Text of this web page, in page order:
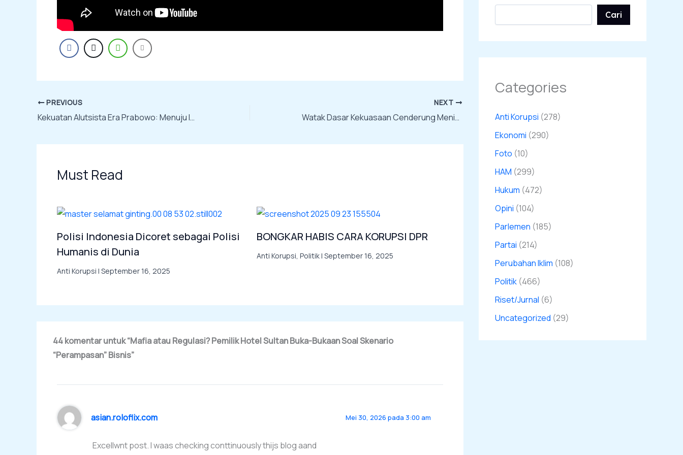
PREVIOUS
Kekuatan Alutsista Era Prabowo: Menuju Indonesia sebagai “Middle Power” Militer Indo-Pasifik
NEXT
Watak Dasar Kekuasaan Cenderung Menindas, Publik Desak Pemimpin Berhenti Berwacana
Must Read
Polisi Indonesia Dicoret sebagai Polisi
Humanis di Dunia
Anti Korupsi | September 16, 2025
BONGKAR HABIS CARA KORUPSI DPR
Anti Korupsi Politik| September 16, 2025
44 komentar untuk “Mafia atau Regulasi? Pemilik Hotel Sultan Buka-Bukaan Soal Skenario
“Perampasan” Bisnis”
asian.roloflix.com Mei 30, 2026 pada 3:00 am
Excellwnt post. I waas checking conttinuously thijs blog aand
Cari
Categories
Anti Korupsi (278)
Ekonomi (290)
Foto (10)
HAM (299)
Hukum (472)
Opini (104)
Parlemen (185)
Partai (214)
Perubahan Iklim (108)
Politik (466)
Riset/Jurnal (6)
Uncategorized (29)